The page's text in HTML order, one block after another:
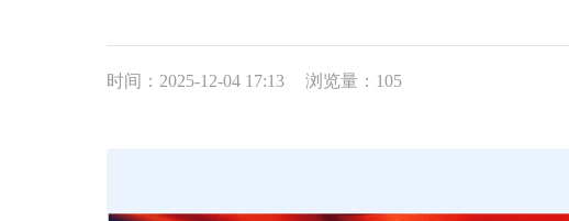
时间：2025-12-04 17:13 浏览量： 105